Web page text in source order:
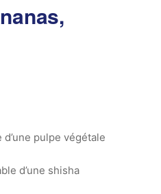
pulpe végétale
d’une shisha